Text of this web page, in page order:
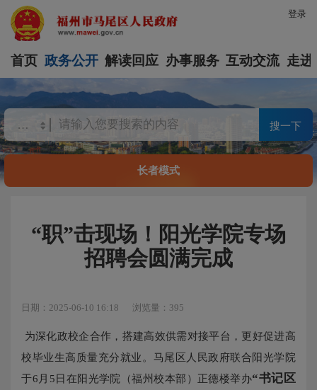
登录
首页 政务公开 解读回应 办事服务 互动交流 走进
搜一下
长者模式
“职”击现场！阳光学院专场
招聘会圆满完成
日期：2025-06-10 16:18 浏览量：395
为深化政校企合作，搭建高效供需对接平台，更好促进高
校毕业生高质量充分就业。马尾区人民政府联合阳光学院
于6月5日在阳光学院（福州校本部）正德楼举办“书记区